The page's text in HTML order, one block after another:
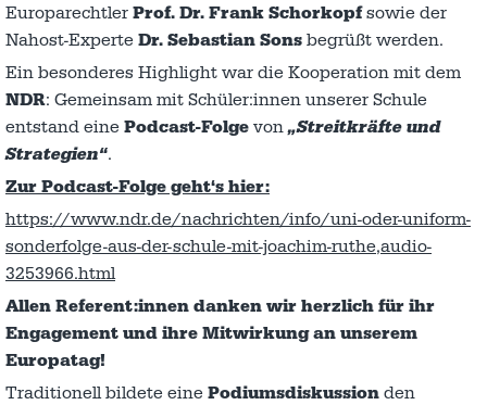
Europarechtler Prof. Dr. Frank Schorkopfsowie der
Nahost-Experte Dr. Sebastian Sons begrüßt werden.
Ein besonderes Highlight war die Kooperation mit dem
NDR: Gemeinsam mit Schüler:innen unserer Schule
entstand eine Podcast-Folge von„Streitkräfte und
Strategien“.
Zur Podcast-Folge geht‘s hier:
https://www.ndr.de/nachrichten/info/uni-oder-uniform-
sonderfolge-aus-der-schule-mit-joachim-ruthe,audio-
3253966.html
Allen Referent:innen danken wir herzlich für ihr
Engagement und ihre Mitwirkung an unserem
Europatag!
Traditionell bildete eine Podiumsdiskussion den